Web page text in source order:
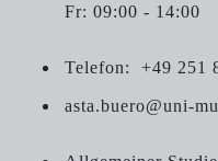
Fr: 09:00 - 14:00
Telefon: +49 251
asta.buero@uni-